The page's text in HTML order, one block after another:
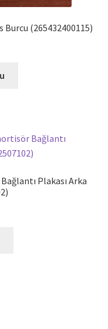
Burcu (265432400115)
Plakası Arka